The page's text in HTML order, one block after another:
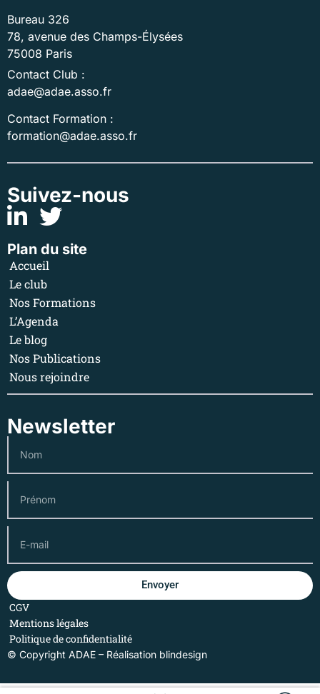
Bureau 326
78, avenue des Champs-Élysées
75008 Paris
Contact Club :
adae@adae.asso.fr
Contact Formation :
formation@adae.asso.fr
Suivez-nous
Plan du site
Accueil
Le club
Nos Formations
L’Agenda
Le blog
Nos Publications
Nous rejoindre
Newsletter
Envoyer
CGV
Mentions légales
Politique de confidentialité
© Copyright ADAE – Réalisation blindesign